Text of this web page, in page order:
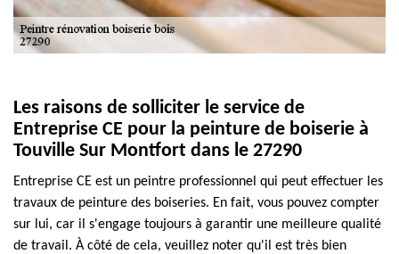
Les raisons de solliciter le service de
Entreprise CE pour la peinture de boiserie à
Touville Sur Montfort dans le 27290
Entreprise CE est un peintre professionnel qui peut effectuer les
travaux de peinture des boiseries. En fait, vous pouvez compter
sur lui, car il s'engage toujours à garantir une meilleure qualité
de travail. À côté de cela, veuillez noter qu'il est très bien